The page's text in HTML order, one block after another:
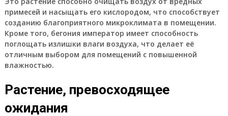
примесей и насыщать его кислородом, что способствует
созданию благоприятного микроклимата в помещении.
Кроме того, бегония император имеет способность
поглощать излишки влаги воздуха, что делает её
отличным выбором для помещений с повышенной
влажностью.
Растение, превосходящее
ожидания